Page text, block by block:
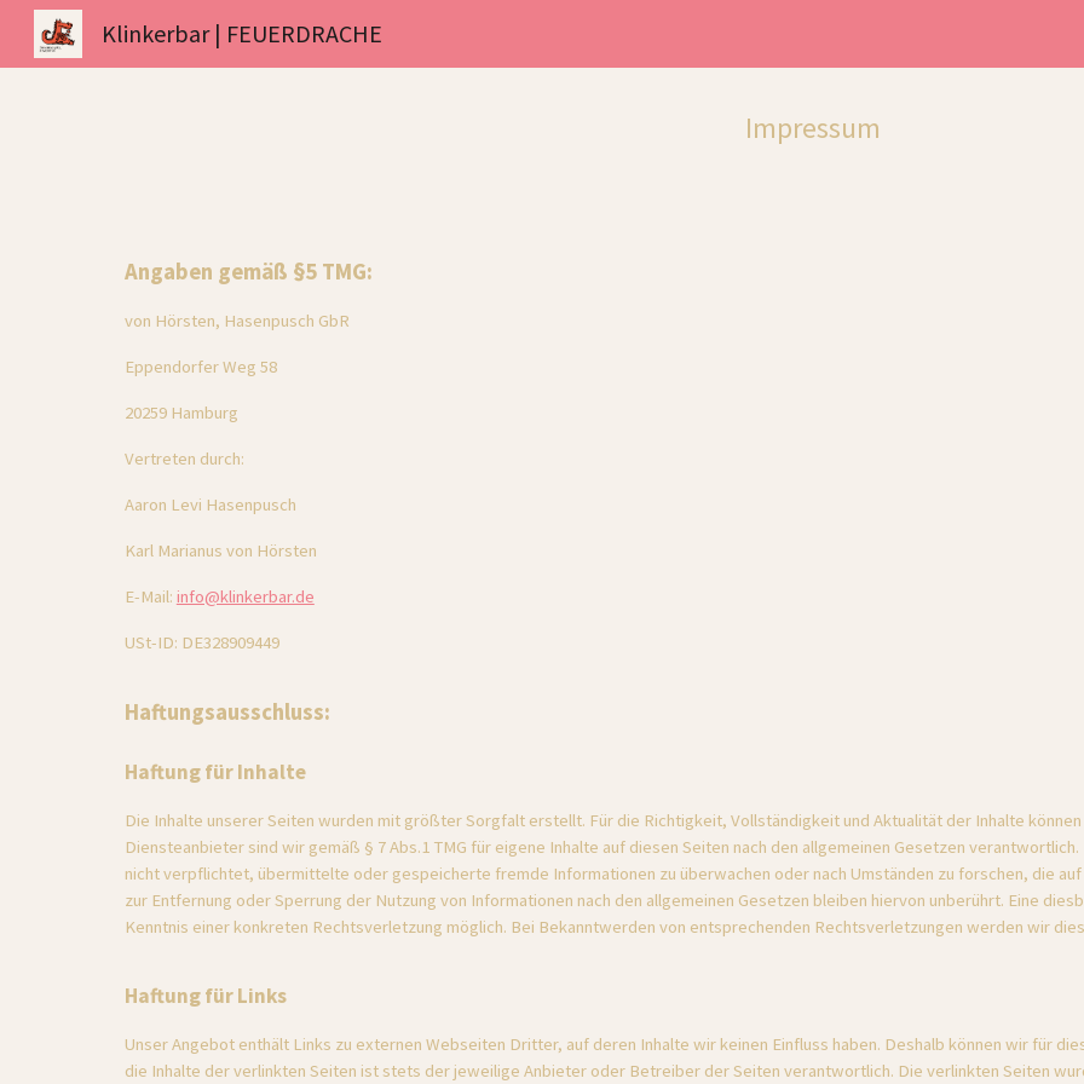
Klinkerbar | FEUERDRACHE
Impressum
Angaben gemäß §5 TMG:
von Hörsten, Hasenpusch GbR
Eppendorfer Weg 58
20259 Hamburg
Vertreten durch:
Aaron Levi Hasenpusch
Karl Marianus von Hörsten
E-Mail: info@klinkerbar.de
USt-ID: DE328909449
Haftungsausschluss:
Haftung für Inhalte
Die Inhalte unserer Seiten wurden mit größter Sorgfalt erstellt. Für die Richtigkeit, Vollständigkeit und Aktualität der Inhalte
Diensteanbieter sind wir gemäß § 7 Abs.1 TMG für eigene Inhalte auf diesen Seiten nach den allgemeinen Gesetzen
nicht verpflichtet, übermittelte oder gespeicherte fremde Informationen zu überwachen oder nach Umständen zu forschen, die
zur Entfernung oder Sperrung der Nutzung von Informationen nach den allgemeinen Gesetzen bleiben hiervon unberührt. Eine
Kenntnis einer konkreten Rechtsverletzung möglich. Bei Bekanntwerden von entsprechenden Rechtsverletzungen werden wir
Haftung für Links
Unser Angebot enthält Links zu externen Webseiten Dritter, auf deren Inhalte wir keinen Einfluss haben. Deshalb können wir für
die Inhalte der verlinkten Seiten ist stets der jeweilige Anbieter oder Betreiber der Seiten verantwortlich. Die verlinkten Seiten